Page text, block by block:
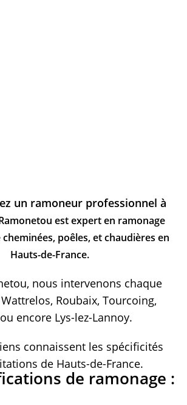
un ramoneur professionnel à
est expert en ramonage
poêles, et chaudières en
Hauts-de-France.
nous intervenons chaque
Roubaix, Tourcoing,
encore Lys-lez-Lannoy.
connaissent les spécificités
de Hauts-de-France.
de ramonage :